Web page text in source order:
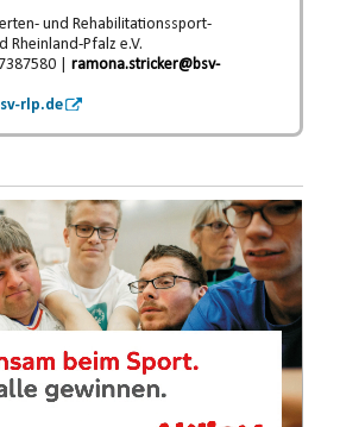
und Rehabilitationssport-
Rheinland-Pfalz e.V.
| ramona.stricker@bsv-
rlp.de